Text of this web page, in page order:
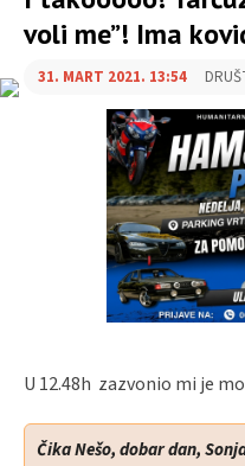
voli me”! Ima
31. MART 2021. 13:54
U 12.48h zazvonio mi je
Čika Nešo, dobar dan,